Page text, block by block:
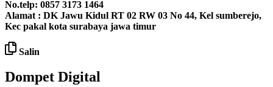
No.telp: 0857 3173 1464
Alamat : DK Jawu Kidul RT 02 RW 03 No 44, Kel sumberejo,
Kec pakal kota surabaya jawa timur
Salin
Dompet Digital